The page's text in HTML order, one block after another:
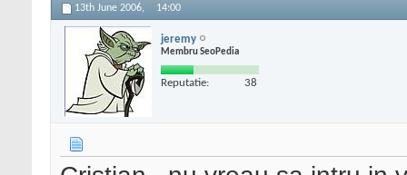
13th June 2006, 14:00
jeremy
Membru SeoPedia
Reputatie: 38